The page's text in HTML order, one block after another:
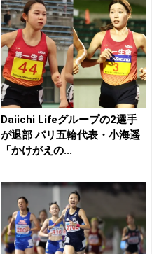
Daiichi Lifeグループの2選手
が退部 パリ五輪代表・小海遥
「かけがえの...